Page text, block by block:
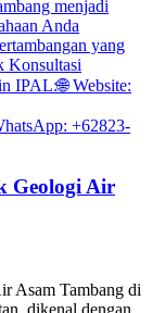
Geologi Air
Asam Tambang di
dikenal dengan